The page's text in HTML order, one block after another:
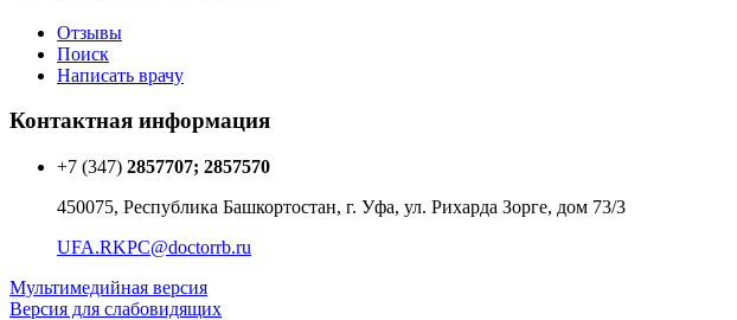
Отзывы
Поиск
Написать врачу
Контактная информация
+7 (347) 2857707; 2857570
450075, Республика Башкортостан, г. Уфа, ул. Рихарда Зорге, дом 73/3
UFA.RKPC@doctorrb.ru
Мультимедийная версия
Версия для слабовидящих